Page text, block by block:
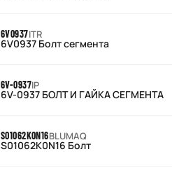
6V0937ITR
6V0937 Болт сегмента
6V-0937IP
6V-0937 БОЛТ И ГАЙКА СЕГМЕНТА
S01062K0N16BLUMAQ
S01062K0N16 Болт